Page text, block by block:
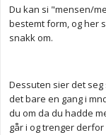
Du kan si "mensen/
bestemt form, og her
snakk om.
Dessuten sier det
det bare en gang i
du om da du hadde
går i og trenger